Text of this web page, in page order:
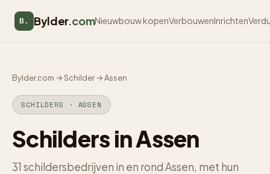
B. Bylder.comNieuwbouw kopenVerbouwenInrichten
Bylder.com →Schilder→Assen
SCHILDERS · ASSEN
Schilders in Assen
31 schildersbedrijven in en rond Assen, met hun